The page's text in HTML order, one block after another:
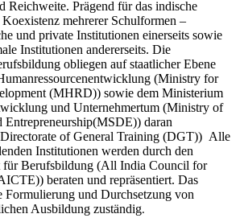
Reichweite. Prägend für das indische
mehrerer Schulformen –
und private Institutionen einerseits sowie
Institutionen andererseits. Die
obliegen auf staatlicher Ebene
(Ministry for
(MHRD)) sowie dem Ministerium
und Unternehmertum (Ministry of
daran
of General Training (DGT)) Alle
Institutionen werden durch den
für Berufsbildung (All India Council for
beraten und repräsentiert. Das
und Durchsetzung von
Ausbildung zuständig.